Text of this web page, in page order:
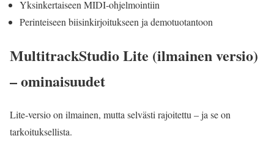
Yksinkertaiseen MIDI‑ohjelmointiin
Perinteiseen biisinkirjoitukseen ja demotuotantoon
MultitrackStudio Lite (ilmainen versio)
– ominaisuudet
Lite‑versio on ilmainen, mutta selvästi rajoitettu – ja se on
tarkoituksellista.